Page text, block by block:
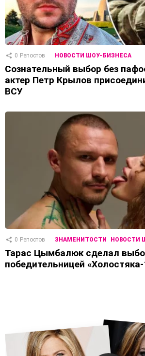
0 Репостов НОВОСТИ ШОУ-БИЗНЕСА
Сознательный выбор без
актер Петр Крылов
ВСУ
0 Репостов ЗНАМЕНИТОСТИ НОВОСТИ
Тарас Цымбалюк сделал
победительницей